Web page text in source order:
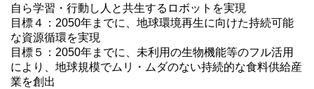
自ら学習・行動し人と共生するロボットを実現
目標４：2050年までに、地球環境再生に向けた持続可能
な資源循環を実現
目標５：2050年までに、未利用の生物機能等のフル活用
により、地球規模でムリ・ムダのない持続的な食料供給産
業を創出